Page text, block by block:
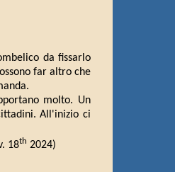
da fissarlo
far altro che
molto. Un
All'inizio ci
18th 2024)